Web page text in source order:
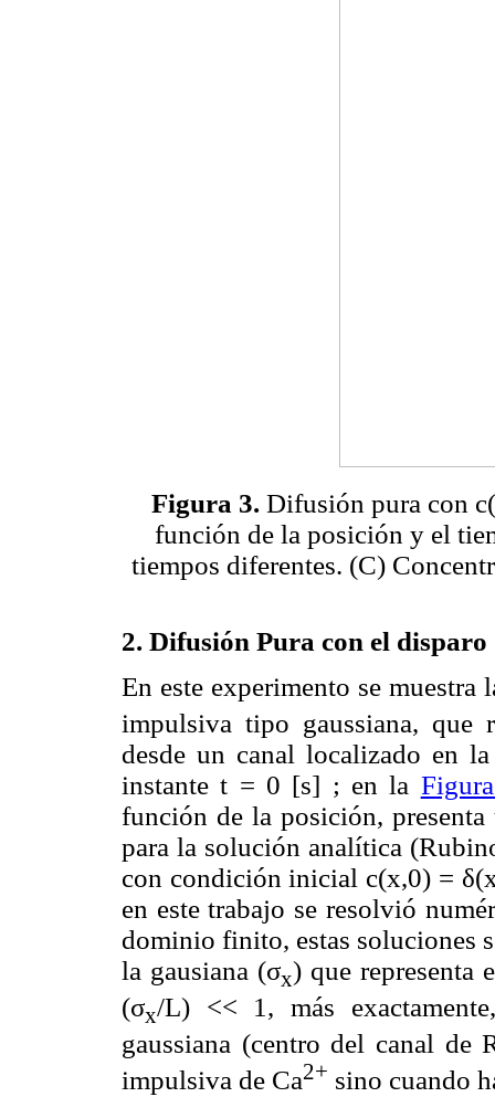
Figura 3. Difusión pura con
función de la posición y el
tiempos diferentes. (C)
2. Difusión Pura con el
En este experimento se
impulsiva tipo gaussiana, que
desde un canal localizado en
instante t = 0 [s] ; en la
función de la posición,
para la solución analítica
con condición inicial c(x,0) =
en este trabajo se resolvió
dominio finito, estas soluciones
la gausiana (σx) que representa
(σx/L) << 1, más
gaussiana (centro del canal
impulsiva de Ca2+ sino cuando